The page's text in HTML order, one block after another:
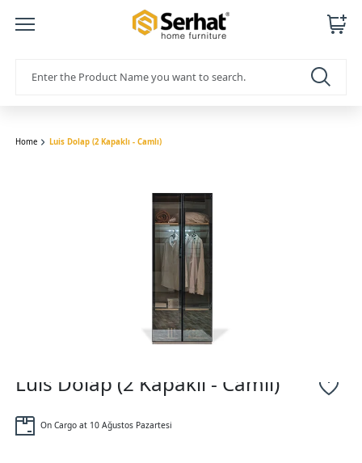
Home Luis Dolap (2 Kapaklı - Camlı)
Luis Dolap (2 Kapaklı - Camlı)
On Cargo at 10 Ağustos Pazartesi